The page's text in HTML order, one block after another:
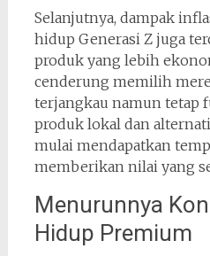
Selanjutnya, dampak
hidup Generasi Z juga
produk yang lebih
cenderung memilih
terjangkau namun tetap
produk lokal dan
mulai mendapatkan
memberikan nilai yang
Menurunnya
Hidup Premium